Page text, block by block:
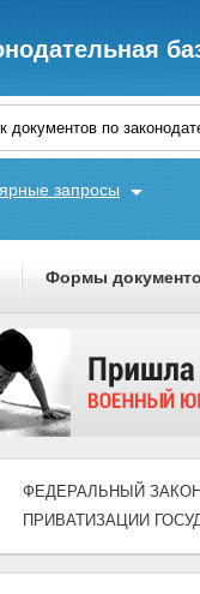
запросы
Формы
ФЕДЕРАЛЬНЫЙ ЗАКОН
ПРИВАТИЗАЦИИ